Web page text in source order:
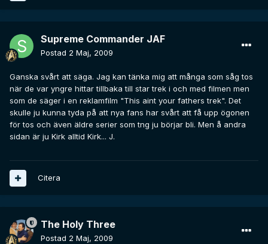
Supreme Commander JAF
Postad 2 Maj, 2009
Ganska svårt att säga. Jag kan tänka mig att många som såg tos
när de var yngre hittar tillbaka till star trek i och med filmen men
som de säger i en reklamfilm "This aint your fathers trek". Det
skulle ju kunna tyda på att nya fans har svårt att få upp ögonen
för tos och även äldre serier som tng ju börjar bli. Men å andra
sidan är ju Kirk alltid Kirk... J.
Citera
The Holy Three
Postad 2 Maj, 2009